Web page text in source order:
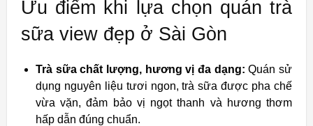
Ưu điểm khi lựa chọn quán trà
sữa view đẹp ở Sài Gòn
Trà sữa chất lượng, hương vị đa dạng: Quán sử
dụng nguyên liệu tươi ngon, trà sữa được pha chế
vừa vặn, đảm bảo vị ngọt thanh và hương thơm
hấp dẫn đúng chuẩn.